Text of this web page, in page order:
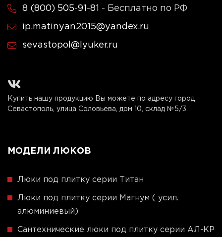
8 (800) 505-91-81 - Бесплатно по РФ
ip.matinyan2015@yandex.ru
sevastopol@lyuker.ru
Купить нашу продукцию Вы можете по адресу город
Севастополь, улица Соловьева, дом 10, склад №5/3
МОДЕЛИ ЛЮКОВ
Люки под плитку серии Титан
Люки под плитку серии Магнум ( усил.
алюминиевый)
Сантехнические люки под плитку серии АЛ-КР